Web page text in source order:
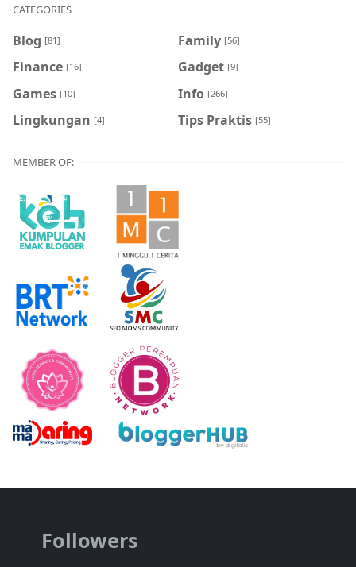
CATEGORIES
Blog [81] Family [56]
Finance [16] Gadget [9]
Games [10] Info [266]
Lingkungan [4] Tips Praktis [55]
MEMBER OF:
Followers